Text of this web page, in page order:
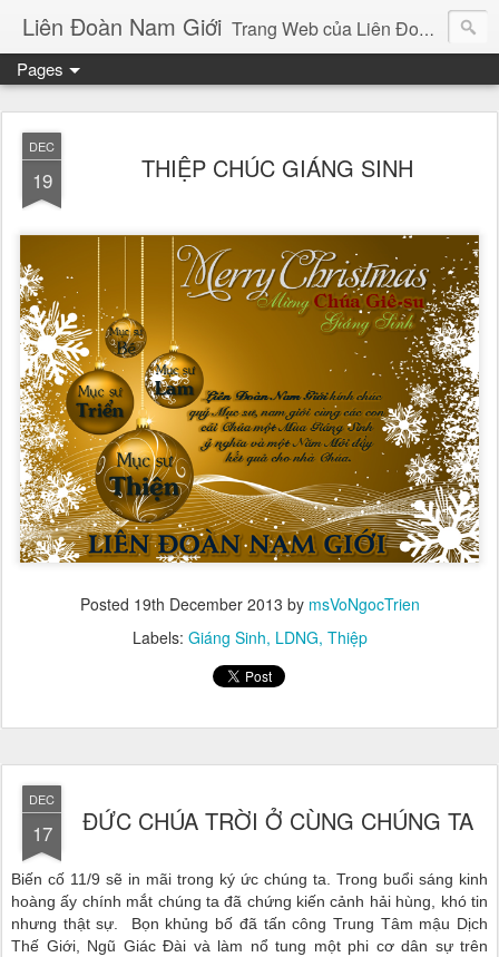
Liên Đoàn Nam Giới Trang Web của Liên Đoàn Nam Giới, nơi đăng tải bài viết của Bản Tin và những tin tức sinh hoạt của Liên Đoàn.
Pages
DEC
19 THIỆP CHÚC GIÁNG SINH
Posted 19th December 2013 by msVoNgocTrien
Labels: Giáng Sinh LDNG Thiệp
DEC
17 ĐỨC CHÚA TRỜI Ở CÙNG CHÚNG TA
Biến cố 11/9 sẽ in mãi trong ký ức chúng ta. Trong buổi sáng kinh
hoàng ấy chính mắt chúng ta đã chứng kiến cảnh hải hùng, khó tin
nhưng thật sự. Bọn khủng bố đã tấn công Trung Tâm mậu Dịch
Thế Giới, Ngũ Giác Đài và làm nổ tung một phi cơ dân sự trên